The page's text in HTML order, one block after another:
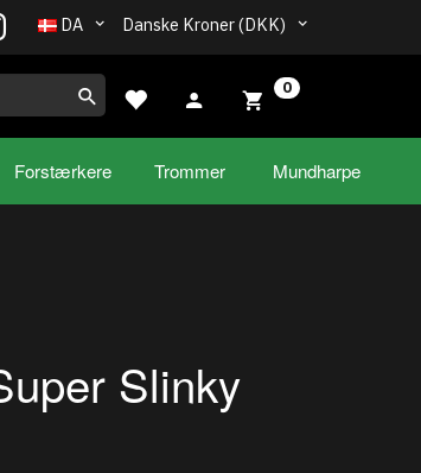
Danske Kroner (DKK)
DA
0
Forstærkere Trommer Mundharpe
Slinky